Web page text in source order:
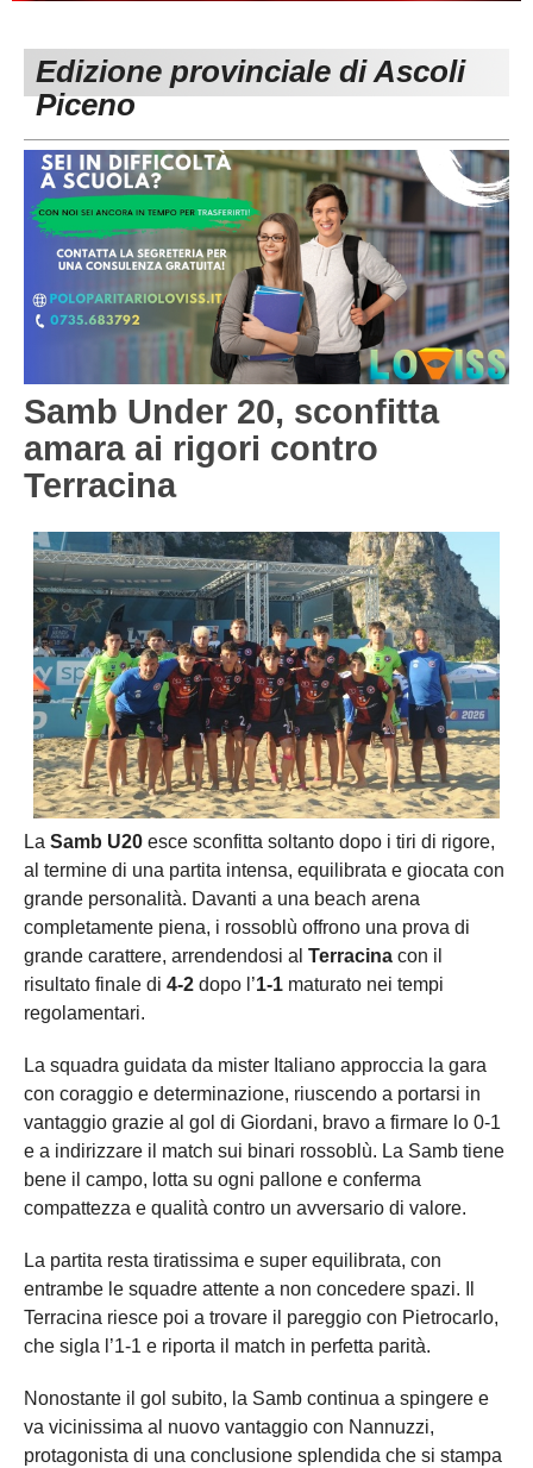
Carica la tua Rosa
1^ CATEGORIA
3^ CATEGORIA
GIOVANILI
Edizione provinciale di Ascoli
Piceno
Samb Under 20, sconfitta
amara ai rigori contro
Terracina
La Samb U20 esce sconfitta soltanto dopo i tiri di rigore,
al termine di una partita intensa, equilibrata e giocata con
grande personalità. Davanti a una beach arena
completamente piena, i rossoblù offrono una prova di
grande carattere, arrendendosi al Terracina con il
risultato finale di 4-2 dopo l’1-1 maturato nei tempi
regolamentari.
La squadra guidata da mister Italiano approccia la gara
con coraggio e determinazione, riuscendo a portarsi in
vantaggio grazie al gol di Giordani, bravo a firmare lo 0-1
e a indirizzare il match sui binari rossoblù. La Samb tiene
bene il campo, lotta su ogni pallone e conferma
compattezza e qualità contro un avversario di valore.
La partita resta tiratissima e super equilibrata, con
entrambe le squadre attente a non concedere spazi. Il
Terracina riesce poi a trovare il pareggio con Pietrocarlo,
che sigla l’1-1 e riporta il match in perfetta parità.
Nonostante il gol subito, la Samb continua a spingere e
va vicinissima al nuovo vantaggio con Nannuzzi,
protagonista di una conclusione splendida che si stampa